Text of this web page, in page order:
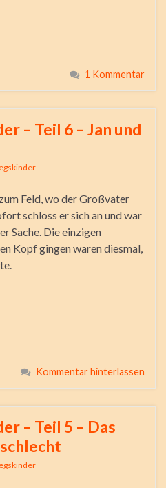
1 Kommentar
– Teil 6 – Jan und
Feld, wo der Großvater
schloss er sich an und war
Sache. Die einzigen
Kopf gingen waren diesmal,
Kommentar hinterlassen
– Teil 5 – Das